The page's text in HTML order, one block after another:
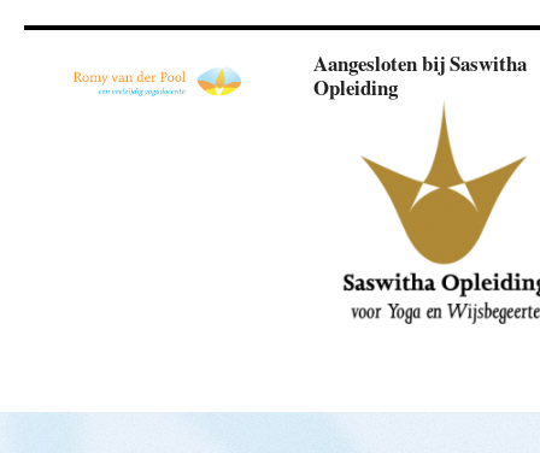
Aangesloten bij Saswitha
Opleiding